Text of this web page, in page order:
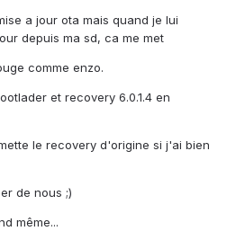
a jour ota mais quand je lui
depuis ma sd, ca me met
comme enzo.
et recovery 6.0.1.4 en
le recovery d'origine si j'ai bien
de nous ;)
même...